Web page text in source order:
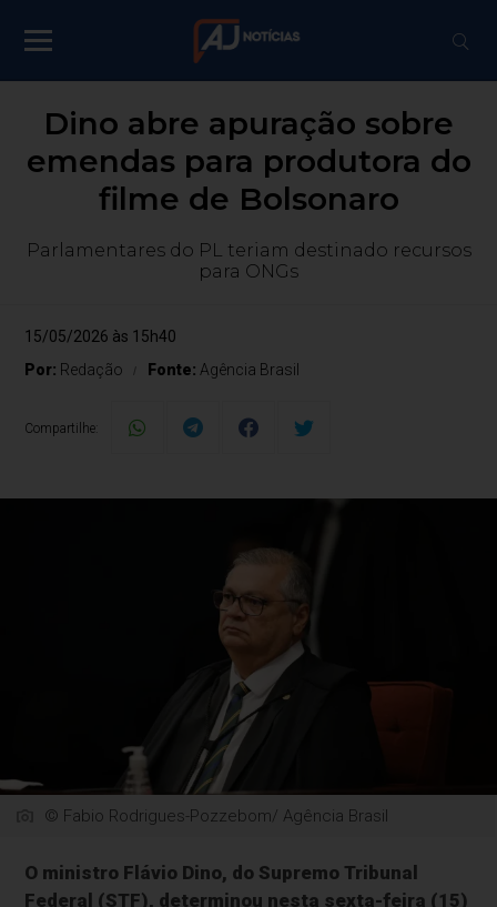
Dino abre apuração sobre
emendas para produtora do
filme de Bolsonaro
Parlamentares do PL teriam destinado recursos
para ONGs
15/05/2026 às 15h40
Por: Redação Fonte: Agência Brasil
Compartilhe:
© Fabio Rodrigues-Pozzebom/ Agência Brasil
O ministro Flávio Dino, do Supremo Tribunal
Federal (STF), determinou nesta sexta-feira (15)